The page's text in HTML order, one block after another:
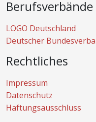
Berufsverbände
LOGO Deutschland
Deutscher
Rechtliches
Impressum
Datenschutz
Haftungsausschluss